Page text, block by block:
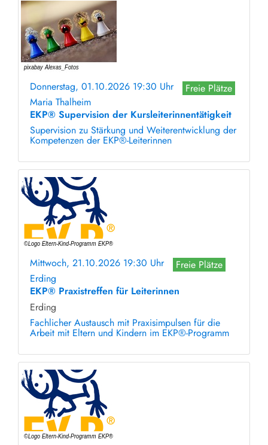
Donnerstag, 01.10.2026 19:30 Uhr
Freie Plätze
Maria Thalheim
EKP® Supervision der Kursleiterinnentätigkeit
Supervision zu Stärkung und Weiterentwicklung der
Kompetenzen der EKP®-Leiterinnen
Mittwoch, 21.10.2026 19:30 Uhr
Freie Plätze
Erding
EKP® Praxistreffen für Leiterinnen
Erding
Fachlicher Austausch mit Praxisimpulsen für die
Arbeit mit Eltern und Kindern im EKP®-Programm